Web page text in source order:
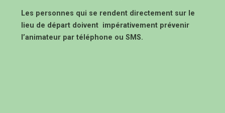
Les personnes qui se rendent directement sur le
lieu de départ doivent impérativement prévenir
l’animateur par téléphone ou SMS.